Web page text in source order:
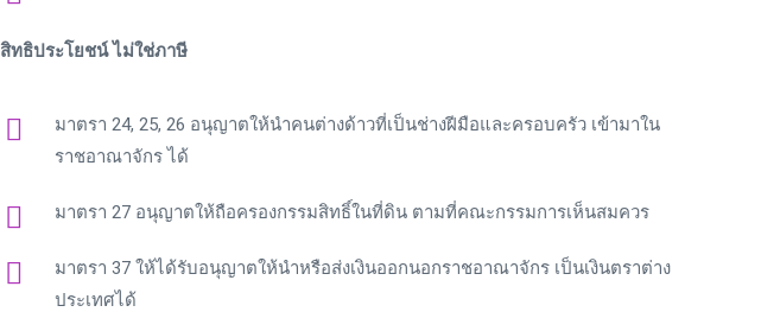
สิทธิประโยชน์ ไม่ใช่ภาษี
มาตรา 24, 25, 26 อนุญาตให้นำคนต่างด้าวที่เป็นช่างฝีมือและครอบครัว เข้ามาใน
ราชอาณาจักร ได้
มาตรา 27 อนุญาตให้ถือครองกรรมสิทธิ์ในที่ดิน ตามที่คณะกรรมการเห็นสมควร
มาตรา 37 ให้ได้รับอนุญาตให้นำหรือส่งเงินออกนอกราชอาณาจักร เป็นเงินตราต่าง
ประเทศได้